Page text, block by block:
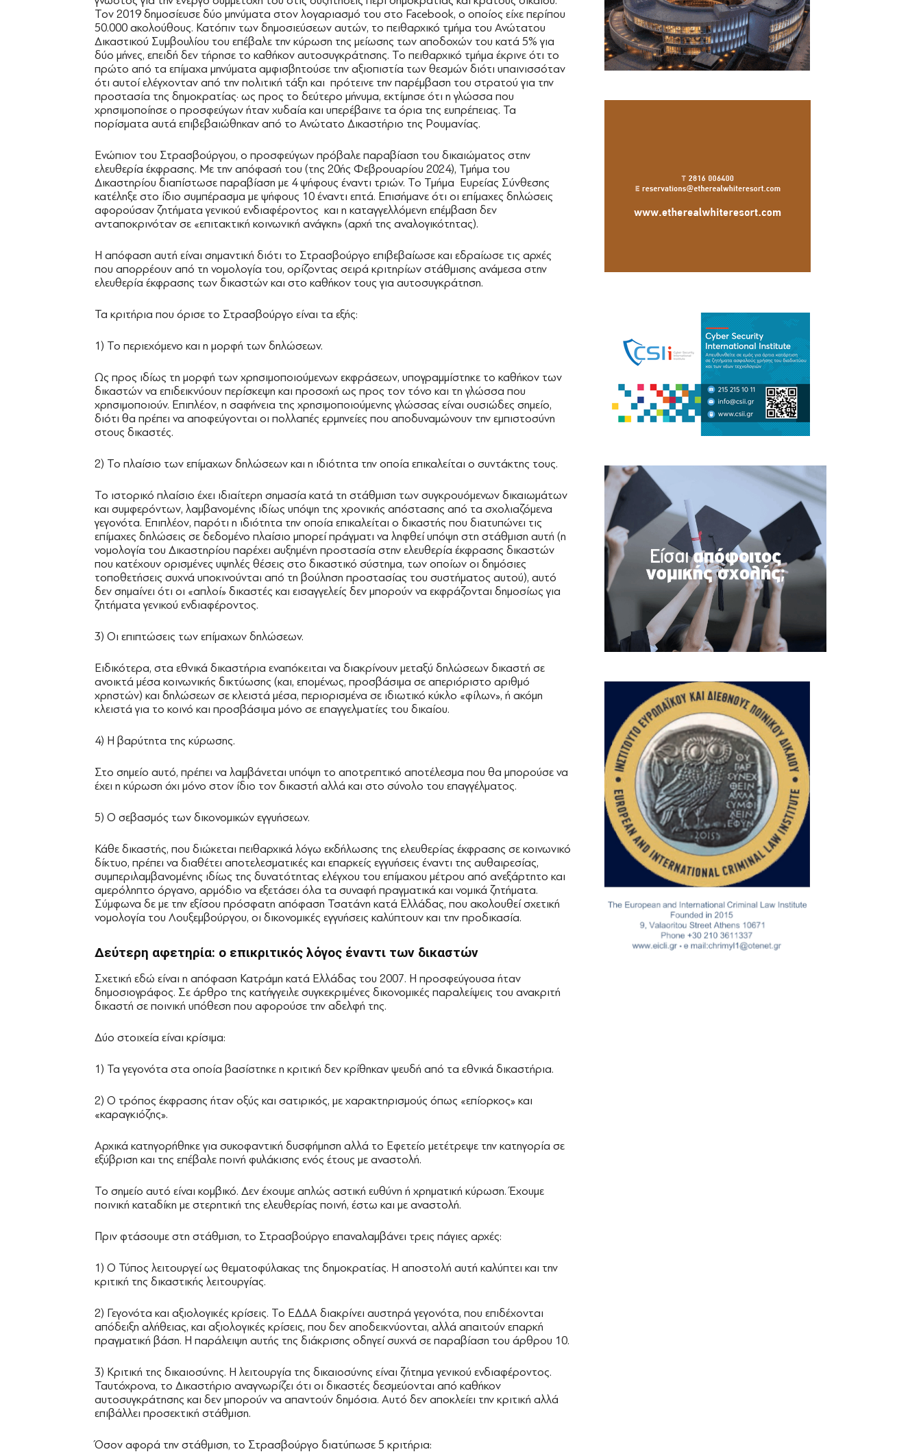
Τον 2019 δημοσίευσε δύο μηνύματα στον λογαριασμό του στο Facebook, ο οποίος είχε περίπου
50.000 ακολούθους. Κατόπιν των δημοσιεύσεων αυτών, το πειθαρχικό τμήμα του Ανώτατου
Δικαστικού Συμβουλίου του επέβαλε την κύρωση της μείωσης των αποδοχών του κατά 5% για
δύο μήνες, επειδή δεν τήρησε το καθήκον αυτοσυγκράτησης. Το πειθαρχικό τμήμα έκρινε ότι το
πρώτο από τα επίμαχα μηνύματα αμφισβητούσε την αξιοπιστία των θεσμών διότι υπαινισσόταν
ότι αυτοί ελέγχονταν από την πολιτική τάξη και πρότεινε την παρέμβαση του στρατού για την
προστασία της δημοκρατίας· ως προς το δεύτερο μήνυμα, εκτίμησε ότι η γλώσσα που
χρησιμοποίησε ο προσφεύγων ήταν χυδαία και υπερέβαινε τα όρια της ευπρέπειας. Τα
πορίσματα αυτά επιβεβαιώθηκαν από το Ανώτατο Δικαστήριο της Ρουμανίας.
Ενώπιον του Στρασβούργου, ο προσφεύγων πρόβαλε παραβίαση του δικαιώματος στην
ελευθερία έκφρασης. Με την απόφασή του (της 20ής Φεβρουαρίου 2024), Τμήμα του
Δικαστηρίου διαπίστωσε παραβίαση με 4 ψήφους έναντι τριών. Το Τμήμα Ευρείας Σύνθεσης
κατέληξε στο ίδιο συμπέρασμα με ψήφους 10 έναντι επτά. Επισήμανε ότι οι επίμαχες δηλώσεις
αφορούσαν ζητήματα γενικού ενδιαφέροντος και η καταγγελλόμενη επέμβαση δεν
ανταποκρινόταν σε «επιτακτική κοινωνική ανάγκη» (αρχή της αναλογικότητας).
Η απόφαση αυτή είναι σημαντική διότι το Στρασβούργο επιβεβαίωσε και εδραίωσε τις αρχές
που απορρέουν από τη νομολογία του, ορίζοντας σειρά κριτηρίων στάθμισης ανάμεσα στην
ελευθερία έκφρασης των δικαστών και στο καθήκον τους για αυτοσυγκράτηση.
Τα κριτήρια που όρισε το Στρασβούργο είναι τα εξής:
1) Το περιεχόμενο και η μορφή των δηλώσεων.
Ως προς ιδίως τη μορφή των χρησιμοποιούμενων εκφράσεων, υπογραμμίστηκε το καθήκον των
δικαστών να επιδεικνύουν περίσκεψη και προσοχή ως προς τον τόνο και τη γλώσσα που
χρησιμοποιούν. Επιπλέον, η σαφήνεια της χρησιμοποιούμενης γλώσσας είναι ουσιώδες σημείο,
διότι θα πρέπει να αποφεύγονται οι πολλαπές ερμηνείες που αποδυναμώνουν την εμπιστοσύνη
στους δικαστές.
2) Το πλαίσιο των επίμαχων δηλώσεων και η ιδιότητα την οποία επικαλείται ο συντάκτης τους.
Το ιστορικό πλαίσιο έχει ιδιαίτερη σημασία κατά τη στάθμιση των συγκρουόμενων δικαιωμάτων
και συμφερόντων, λαμβανομένης ιδίως υπόψη της χρονικής απόστασης από τα σχολιαζόμενα
γεγονότα. Επιπλέον, παρότι η ιδιότητα την οποία επικαλείται ο δικαστής που διατυπώνει τις
επίμαχες δηλώσεις σε δεδομένο πλαίσιο μπορεί πράγματι να ληφθεί υπόψη στη στάθμιση αυτή (η
νομολογία του Δικαστηρίου παρέχει αυξημένη προστασία στην ελευθερία έκφρασης δικαστών
που κατέχουν ορισμένες υψηλές θέσεις στο δικαστικό σύστημα, των οποίων οι δημόσιες
τοποθετήσεις συχνά υποκινούνται από τη βούληση προστασίας του συστήματος αυτού), αυτό
δεν σημαίνει ότι οι «απλοί» δικαστές και εισαγγελείς δεν μπορούν να εκφράζονται δημοσίως για
ζητήματα γενικού ενδιαφέροντος.
3) Οι επιπτώσεις των επίμαχων δηλώσεων.
Ειδικότερα, στα εθνικά δικαστήρια εναπόκειται να διακρίνουν μεταξύ δηλώσεων δικαστή σε
ανοικτά μέσα κοινωνικής δικτύωσης (και, επομένως, προσβάσιμα σε απεριόριστο αριθμό
χρηστών) και δηλώσεων σε κλειστά μέσα, περιορισμένα σε ιδιωτικό κύκλο «φίλων», ή ακόμη
κλειστά για το κοινό και προσβάσιμα μόνο σε επαγγελματίες του δικαίου.
4) Η βαρύτητα της κύρωσης.
Στο σημείο αυτό, πρέπει να λαμβάνεται υπόψη το αποτρεπτικό αποτέλεσμα που θα μπορούσε να
έχει η κύρωση όχι μόνο στον ίδιο τον δικαστή αλλά και στο σύνολο του επαγγέλματος.
5) Ο σεβασμός των δικονομικών εγγυήσεων.
Κάθε δικαστής, που διώκεται πειθαρχικά λόγω εκδήλωσης της ελευθερίας έκφρασης σε κοινωνικό
δίκτυο, πρέπει να διαθέτει αποτελεσματικές και επαρκείς εγγυήσεις έναντι της αυθαιρεσίας,
συμπεριλαμβανομένης ιδίως της δυνατότητας ελέγχου του επίμαχου μέτρου από ανεξάρτητο και
αμερόληπτο όργανο, αρμόδιο να εξετάσει όλα τα συναφή πραγματικά και νομικά ζητήματα.
Σύμφωνα δε με την εξίσου πρόσφατη απόφαση Τσατάνη κατά Ελλάδας, που ακολουθεί σχετική
νομολογία του Λουξεμβούργου, οι δικονομικές εγγυήσεις καλύπτουν και την προδικασία.
Δεύτερη αφετηρία: ο επικριτικός λόγος έναντι των δικαστών
Σχετική εδώ είναι η απόφαση Κατράμη κατά Ελλάδας του 2007. Η προσφεύγουσα ήταν
δημοσιογράφος. Σε άρθρο της κατήγγειλε συγκεκριμένες δικονομικές παραλείψεις του ανακριτή
δικαστή σε ποινική υπόθεση που αφορούσε την αδελφή της.
Δύο στοιχεία είναι κρίσιμα:
1) Τα γεγονότα στα οποία βασίστηκε η κριτική δεν κρίθηκαν ψευδή από τα εθνικά δικαστήρια.
2) Ο τρόπος έκφρασης ήταν οξύς και σατιρικός, με χαρακτηρισμούς όπως «επίορκος» και
«καραγκιόζης».
Αρχικά κατηγορήθηκε για συκοφαντική δυσφήμηση αλλά το Εφετείο μετέτρεψε την κατηγορία σε
εξύβριση και της επέβαλε ποινή φυλάκισης ενός έτους με αναστολή.
Το σημείο αυτό είναι κομβικό. Δεν έχουμε απλώς αστική ευθύνη ή χρηματική κύρωση. Έχουμε
ποινική καταδίκη με στερητική της ελευθερίας ποινή, έστω και με αναστολή.
Πριν φτάσουμε στη στάθμιση, το Στρασβούργο επαναλαμβάνει τρεις πάγιες αρχές:
1) Ο Τύπος λειτουργεί ως θεματοφύλακας της δημοκρατίας. Η αποστολή αυτή καλύπτει και την
κριτική της δικαστικής λειτουργίας.
2) Γεγονότα και αξιολογικές κρίσεις. Το ΕΔΔΑ διακρίνει αυστηρά γεγονότα, που επιδέχονται
απόδειξη αλήθειας, και αξιολογικές κρίσεις, που δεν αποδεικνύονται, αλλά απαιτούν επαρκή
πραγματική βάση. Η παράλειψη αυτής της διάκρισης οδηγεί συχνά σε παραβίαση του άρθρου 10.
3) Κριτική της δικαιοσύνης. Η λειτουργία της δικαιοσύνης είναι ζήτημα γενικού ενδιαφέροντος.
Ταυτόχρονα, το Δικαστήριο αναγνωρίζει ότι οι δικαστές δεσμεύονται από καθήκον
αυτοσυγκράτησης και δεν μπορούν να απαντούν δημόσια. Αυτό δεν αποκλείει την κριτική αλλά
επιβάλλει προσεκτική στάθμιση.
Όσον αφορά την στάθμιση, το Στρασβούργο διατύπωσε 5 κριτήρια: